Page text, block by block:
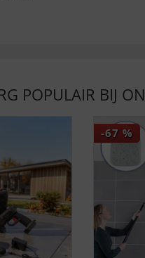
POPULAIR BIJ
-67 %